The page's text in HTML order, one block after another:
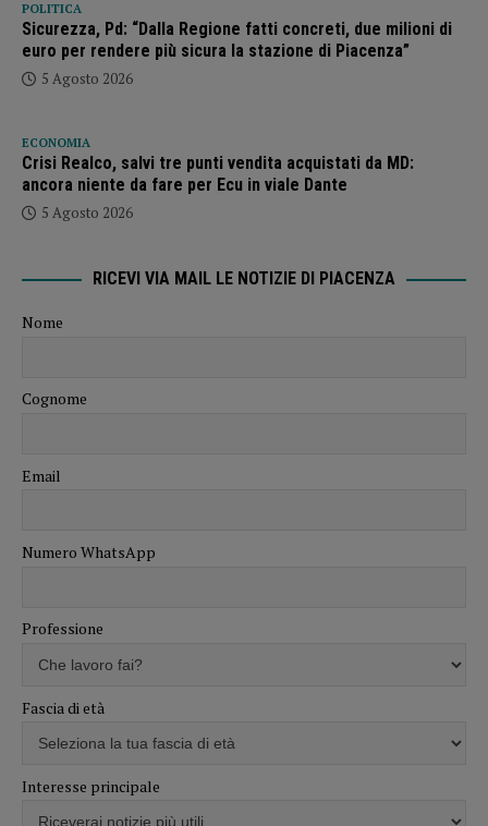
POLITICA
Sicurezza, Pd: “Dalla Regione fatti concreti, due milioni di
euro per rendere più sicura la stazione di Piacenza”
5 Agosto 2026
ECONOMIA
Crisi Realco, salvi tre punti vendita acquistati da MD:
ancora niente da fare per Ecu in viale Dante
5 Agosto 2026
RICEVI VIA MAIL LE NOTIZIE DI PIACENZA
Nome
Cognome
Email
Numero WhatsApp
Professione
Fascia di età
Interesse principale